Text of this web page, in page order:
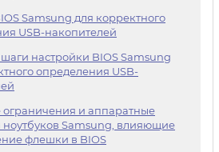
Samsung для корректного
USB-накопителей
настройки BIOS Samsung
определения USB-
ограничения и аппаратные
ноутбуков Samsung, влияющие
флешки в BIOS